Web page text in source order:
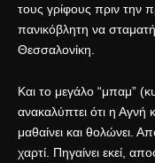
τους γρίφους πριν την
πανικόβλητη να
Θεσσαλονίκη.
Και το μεγάλο “μπαμ”
ανακαλύπτει ότι η Αγνή
μαθαίνει και θολώνει.
χαρτί. Πηγαίνει εκεί,